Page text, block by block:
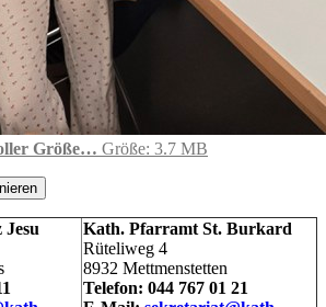
Größe… Größe: 3.7 MB
Kath. Pfarramt St. Burkard
Rüteliweg 4
8932 Mettmenstetten
Telefon: 044 767 01 21